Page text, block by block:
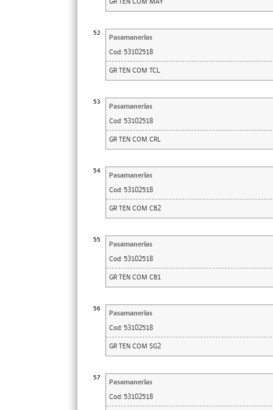
52
Pasamanerías
Cod: 53102518
GR TEN COM TCL
53
Pasamanerías
Cod: 53102518
GR TEN COM CRL
54
Pasamanerías
Cod: 53102518
GR TEN COM CB2
55
Pasamanerías
Cod: 53102518
GR TEN COM CB1
56
Pasamanerías
Cod: 53102518
GR TEN COM SG2
57
Pasamanerías
Cod: 53102518